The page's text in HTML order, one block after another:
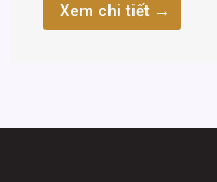
Xem chi tiết →